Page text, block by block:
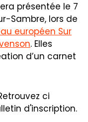
présentée le 7
Sambre, lors de
européen Sur
. Elles
d’un carnet
ci
d'inscription.